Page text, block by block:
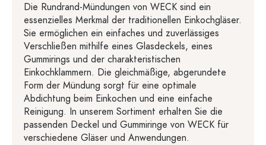
Die Rundrand-Mündungen von WECK sind ein
essenzielles Merkmal der traditionellen Einkochgläser.
Sie ermöglichen ein einfaches und zuverlässiges
Verschließen mithilfe eines Glasdeckels, eines
Gummirings und der charakteristischen
Einkochklammern. Die gleichmäßige, abgerundete
Form der Mündung sorgt für eine optimale
Abdichtung beim Einkochen und eine einfache
Reinigung. In unserem Sortiment erhalten Sie die
passenden Deckel und Gummiringe von WECK für
verschiedene Gläser und Anwendungen.